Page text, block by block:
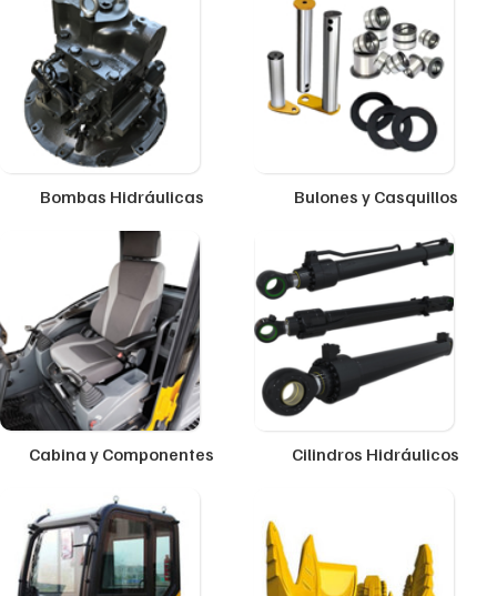
Bombas Hidráulicas Bulones y Casquillos
Cabina y Componentes Cilindros Hidráulicos